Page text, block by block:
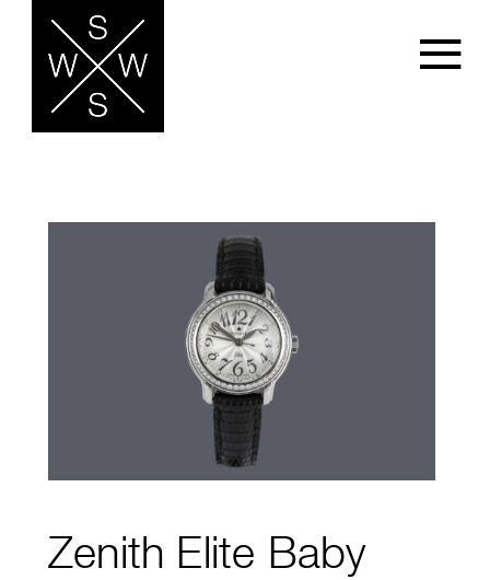
Zenith Elite Baby